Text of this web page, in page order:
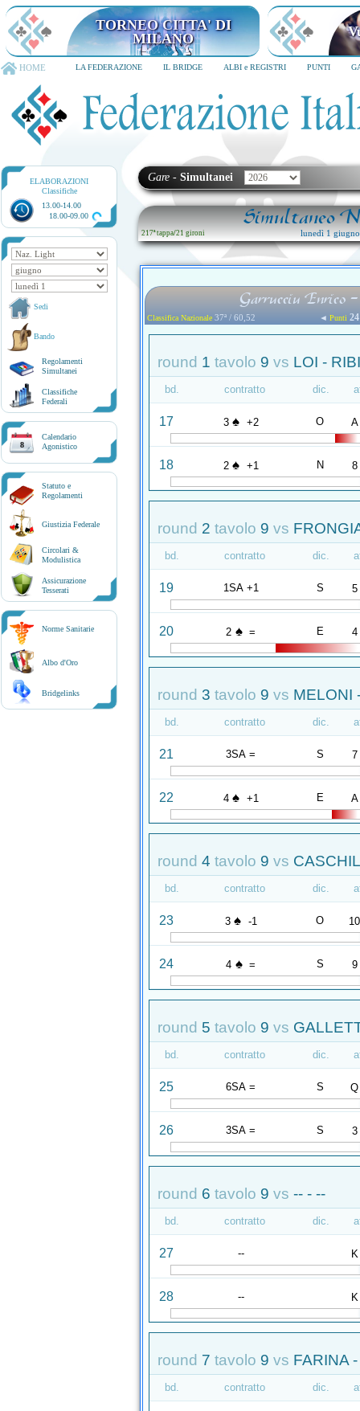
TORNEO CITTA' DI MILANO
6-8 dicembre 2026
HOME LA FEDERAZIONE IL BRIDGE ALBI e REGISTRI PUNTI
ELABORAZIONI
Classifiche
13.00-14.00
18.00-09.00
Sedi
Bando
Regolamenti
Simultanei
Classifiche
Federali
8
Calendario
Agonistico
Statuto e
Regolamenti
Giustizia Federale
Circolari &
Modulistica
Assicurazione
Tesserati
Norme Sanitarie
Albo d'Oro
Bridgelinks
Gare - Simultanei
Simultaneo
217ª tappa/21 gironi lunedì 1
Garrucciu Enrico
Classifica Nazionale 37ª / 60,52 ◄ Punti 24
round 1 tavolo 9 vs LOI -
bd. contratto dic.
17 3 ♠ +2 O A
18 2 ♠ +1 N 8
round 2 tavolo 9 vs
bd. contratto dic.
19 1SA +1 S 5
20 2 ♠ = E 4
round 3 tavolo 9 vs MELONI
bd. contratto dic.
21 3SA = S 7
22 4 ♠ +1 E A
round 4 tavolo 9 vs
bd. contratto dic.
23 3 ♠ -1 O 10
24 4 ♠ = S 9
round 5 tavolo 9 vs
bd. contratto dic.
25 6SA = S Q
26 3SA = S 3
round 6 tavolo 9 vs -- - --
bd. contratto dic.
27 -- K
28 -- K
round 7 tavolo 9 vs FARINA
bd. contratto dic.